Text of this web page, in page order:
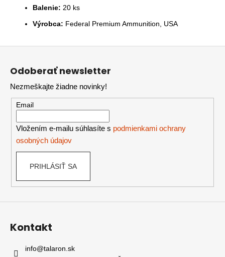
Balenie: 20 ks
Výrobca: Federal Premium Ammunition, USA
Z
Odoberať newsletter
Nezmeškajte žiadne novinky!
Email
Vložením e-mailu súhlasíte s podmienkami ochrany
osobných údajov
PRIHLÁSIŤ SA
Kontakt
info@talaron.sk